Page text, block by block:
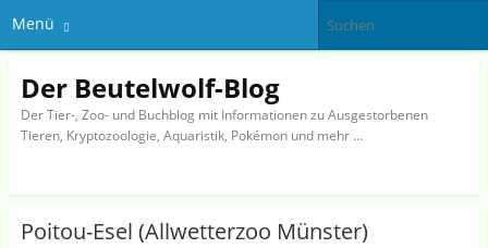
Menü
Der Beutelwolf-Blog
Der Tier-, Zoo- und Buchblog mit Informationen zu Ausgestorbenen
Tieren, Kryptozoologie, Aquaristik, Pokémon und mehr …
Poitou-Esel (Allwetterzoo Münster)